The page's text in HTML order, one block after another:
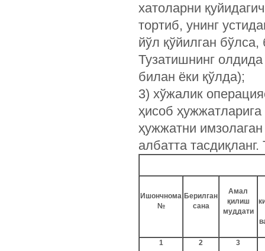
хатоларни
тортиб, унинг
йўл қўйилган бўлса,
Тузатишнинг
билан ёки қўлда);
3) хўжалик
ҳисоб
ҳужжатни
албатта
Ишончнома
№
Берилган
сана
Амал
қилиш
муддати
1 2 3